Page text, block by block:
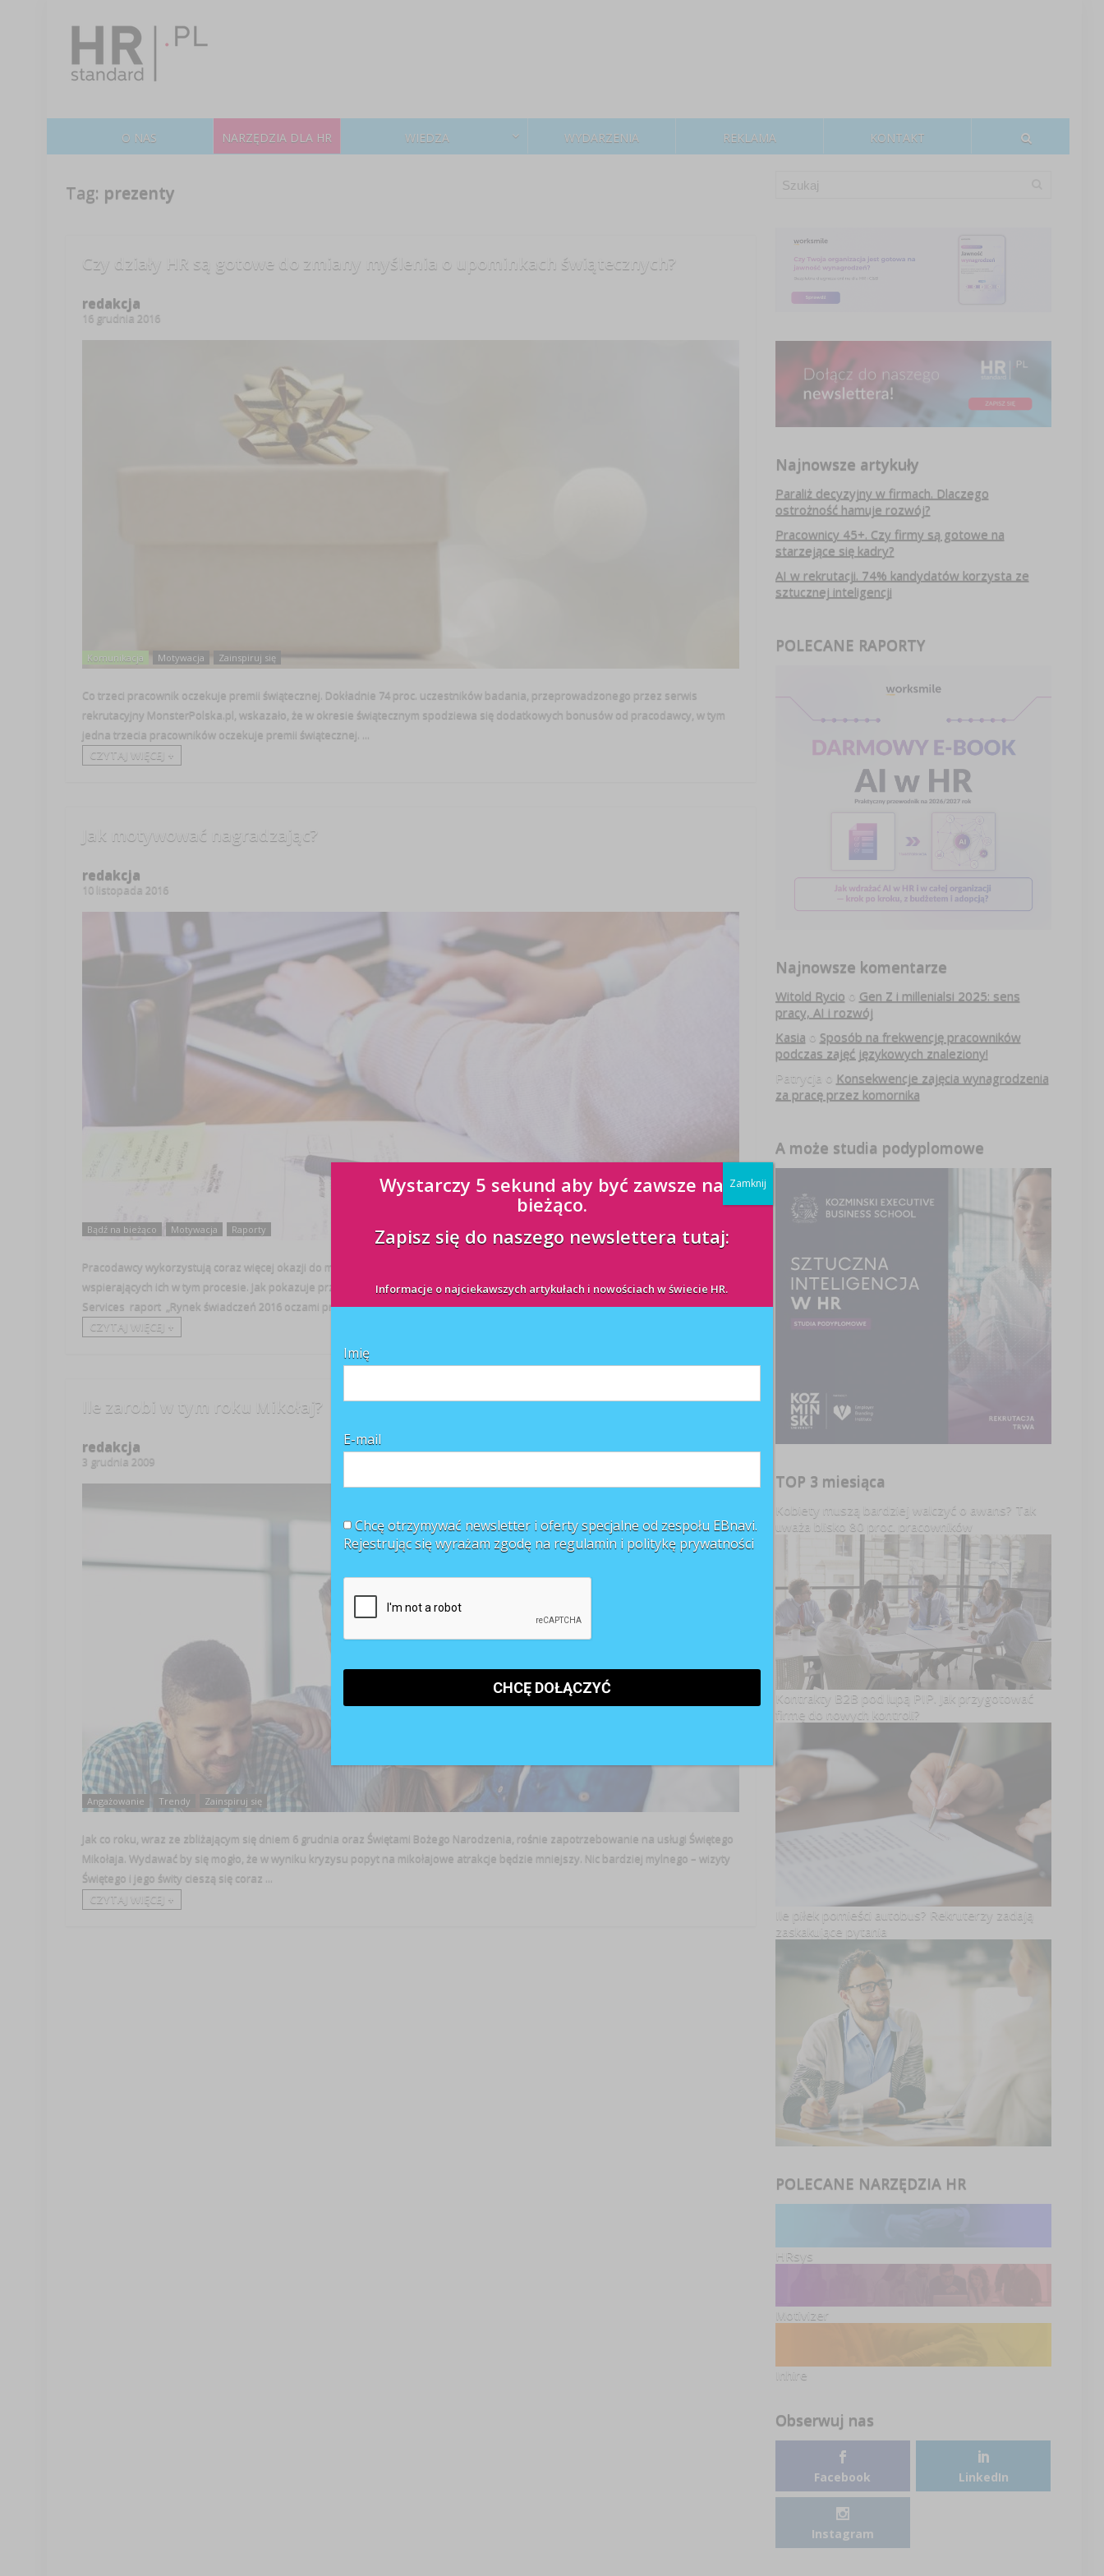
O NAS NARZĘDZIA DLA HR WIEDZA WYDARZENIA REKLAMA KONTAKT
Tag: prezenty
Czy działy HR są gotowe do zmiany myślenia o upominkach świątecznych?
redakcja
16 grudnia 2016
Komunikacja Motywacja Zainspiruj się
Co trzeci pracownik oczekuje premii świątecznej. Dokładnie 74 proc. uczestników badania, przeprowadzonego przez serwis
rekrutacyjny MonsterPolska.pl, wskazało, że w okresie świątecznym spodziewa się dodatkowych bonusów od pracodawcy, w tym
jedna trzecia pracowników oczekuje premii świątecznej. ...
CZYTAJ WIĘCEJ +
Jak motywować nagradzając?
redakcja
10 listopada 2016
Bądź na bieżąco Motywacja Raporty
Pracodawcy wykorzystują coraz więcej okazji do motywowania pracowników i mają do dyspozycji coraz więcej narzędzi
wspierających ich w tym procesie. Jak pokazuje przygotowany przez firmę Grafton Recruitment oraz Sodexo Benefits Rewards
Services raport „Rynek świadczeń 2016 oczami pracowników”, co ...
CZYTAJ WIĘCEJ +
Ile zarobi w tym roku Mikołaj?
redakcja
3 grudnia 2009
Angażowanie Trendy Zainspiruj się
Jak co roku, wraz ze zbliżającym się dniem 6 grudnia oraz Świętami Bożego Narodzenia, rośnie zapotrzebowanie na usługi Świętego
Mikołaja. Wydawać by się mogło, że w wyniku kryzysu popyt na mikołajowe atrakcje będzie mniejszy. Nic bardziej mylnego – wizyty
Świętego i jego świty cieszą się coraz ...
CZYTAJ WIĘCEJ +
Najnowsze artykuły
Paraliż decyzyjny w firmach. Dlaczego
ostrożność hamuje rozwój?
Pracownicy 45+. Czy firmy są gotowe na
starzejące się kadry?
AI w rekrutacji. 74% kandydatów korzysta ze
sztucznej inteligencji
POLECANE RAPORTY
Najnowsze komentarze
Witold Rycio o Gen Z i millenialsi 2025: sens
pracy, AI i rozwój
Kasia o Sposób na frekwencję pracowników
podczas zajęć językowych znaleziony!
Patrycja o Konsekwencje zajęcia wynagrodzenia
za pracę przez komornika
A może studia podyplomowe
TOP 3 miesiąca
Kobiety muszą bardziej walczyć o awans? Tak
uważa blisko 80 proc. pracowników
Kontrakty B2B pod lupą PIP. Jak przygotować
firmę do nowych kontroli?
Ile piłek pomieści autobus? Rekruterzy zadają
zaskakujące pytania
POLECANE NARZĘDZIA HR
HRsys
Motivizer
Inhire
Obserwuj nas
Facebook LinkedIn
Instagram
Wystarczy 5 sekund aby być zawsze na
bieżąco.
Zapisz się do naszego newslettera tutaj:
Informacje o najciekawszych artykułach i nowościach w świecie HR.
Imię
E-mail
Chcę otrzymywać newsletter i oferty specjalne od zespołu EBnavi.
Rejestrując się wyrażam zgodę na regulamin i politykę prywatności
Zamknij